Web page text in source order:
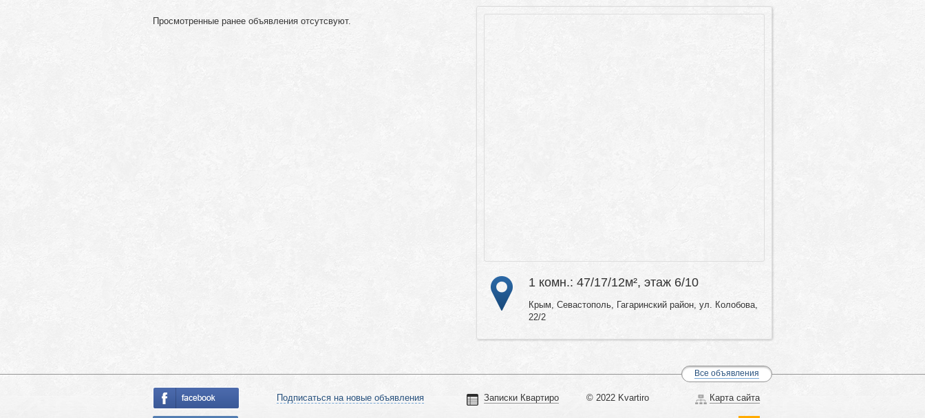
1 комн.: 47/17/12м², этаж 6/10
Крым, Севастополь, Гагаринский район, ул. Колобова,
22/2
Просмотренные ранее объявления отсутсвуют.
Все объявления
Подписаться на новые объявления Записки Квартиро © 2022 Kvartiro Карта сайта